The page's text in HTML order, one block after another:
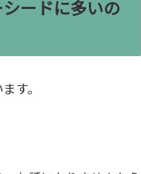
ードに多いの
す。